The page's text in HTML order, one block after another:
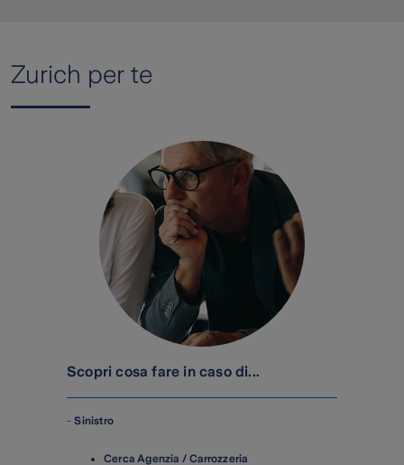
Zurich per te
Scopri cosa fare in caso di...
-Sinistro
Cerca Agenzia / Carrozzeria